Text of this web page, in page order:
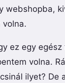
webshopba,
volna.
ez egy
volna.
ilyet? De